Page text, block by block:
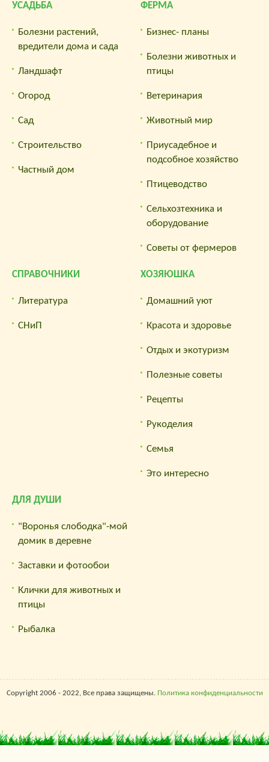
УСАДЬБА
Болезни растений,
вредители дома и сада
Ландшафт
Огород
Сад
Строительство
Частный дом
ФЕРМА
Бизнес- планы
Болезни животных и
птицы
Ветеринария
Животный мир
Приусадебное и
подсобное хозяйство
Птицеводство
Сельхозтехника и
оборудование
Советы от фермеров
СПРАВОЧНИКИ
Литература
СНиП
ХОЗЯЮШКА
Домашний уют
Красота и здоровье
Отдых и экотуризм
Полезные советы
Рецепты
Рукоделия
Семья
Это интересно
ДЛЯ ДУШИ
"Воронья слободка"-мой
домик в деревне
Заставки и фотообои
Клички для животных и
птицы
Рыбалка
Copyright 2006 - 2022, Все права защищены. Политика конфиденциальности